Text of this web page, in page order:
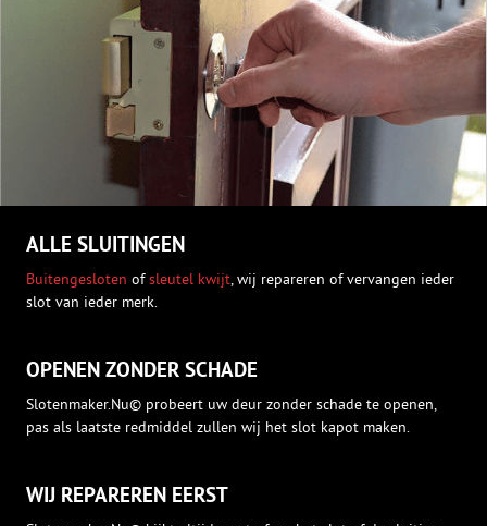
ALLE SLUITINGEN
Buitengesloten ofsleutel kwijt, wij repareren of vervangen ieder
slot van ieder merk.
OPENEN ZONDER SCHADE
Slotenmaker.Nu© probeert uw deur zonder schade te openen,
pas als laatste redmiddel zullen wij het slot kapot maken.
WIJ REPAREREN EERST